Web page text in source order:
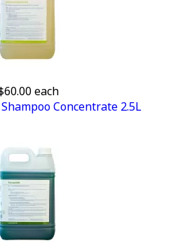
each
Concentrate 2.5L